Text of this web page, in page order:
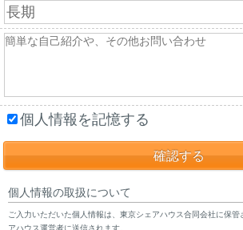
個人情報を記憶する
個人情報の取扱について
ご入力いただいた個人情報は、東京シェアハウス合同会社に保管
アハウス運営者に送信されます。